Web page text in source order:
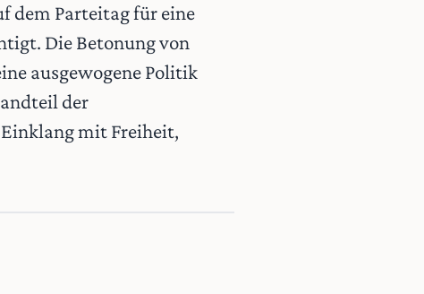
dem Parteitag für eine
Die Betonung von
ausgewogene Politik
der
Einklang mit Freiheit,